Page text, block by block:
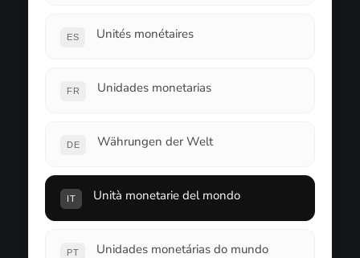
ES Unités monétaires
FR Unidades monetarias
DE Währungen der Welt
IT Unità monetarie del mondo
PT Unidades monetárias do mundo